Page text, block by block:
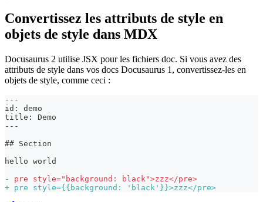
Convertissez les attributs de style en
objets de style dans MDX
Docusaurus 2 utilise JSX pour les fichiers doc. Si vous avez des
attributs de style dans vos docs Docusaurus 1, convertissez-les en
objets de style, comme ceci :
---
id: demo
title: Demo
---
## Section
hello world
-
pre style="background: black">zzz</pre>
+ pre style={{background: 'black'}}>zzz</pre>